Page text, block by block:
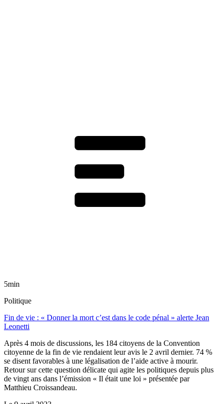
5min
Politique
Fin de vie : « Donner la mort c’est dans le code pénal » alerte Jean
Leonetti
Après 4 mois de discussions, les 184 citoyens de la Convention
citoyenne de la fin de vie rendaient leur avis le 2 avril dernier. 74 %
se disent favorables à une légalisation de l’aide active à mourir.
Retour sur cette question délicate qui agite les politiques depuis plus
de vingt ans dans l’émission « Il était une loi » présentée par
Matthieu Croissandeau.